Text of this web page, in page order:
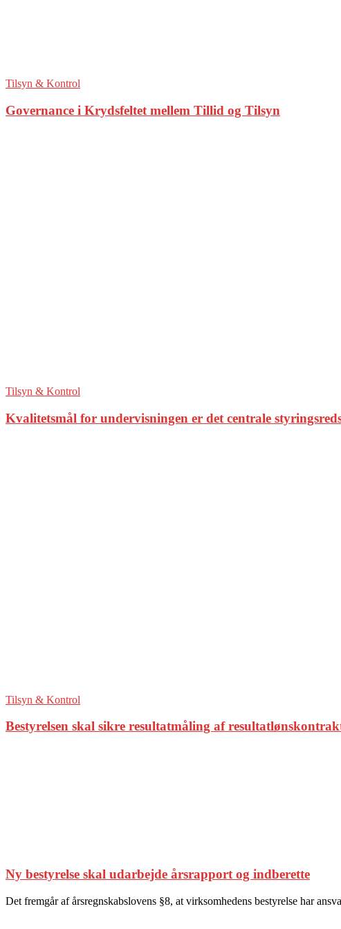
Tilsyn & Kontrol
Governance i Krydsfeltet mellem Tillid og Tilsyn
Tilsyn & Kontrol
Kvalitetsmål for undervisningen er det centrale
Tilsyn & Kontrol
Bestyrelsen skal sikre resultatmåling af
Ny bestyrelse skal udarbejde årsrapport og indberette
Det fremgår af årsregnskabslovens §8, at virksomhedens bestyrelse har